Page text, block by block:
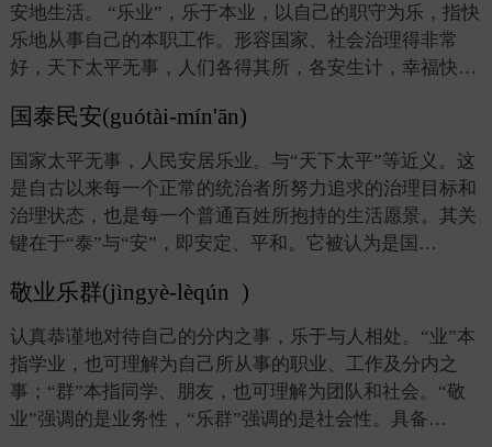
安地生活。 “乐业”，乐于本业，以自己的职守为乐，指快
乐地从事自己的本职工作。形容国家、社会治理得非常
好，天下太平无事，人们各得其所，各安生计，幸福快…
国泰民安(guótài-mín'ān)
国家太平无事，人民安居乐业。与“天下太平”等近义。这
是自古以来每一个正常的统治者所努力追求的治理目标和
治理状态，也是每一个普通百姓所抱持的生活愿景。其关
键在于“泰”与“安”，即安定、平和。它被认为是国…
敬业乐群(jìngyè-lèqún )
认真恭谨地对待自己的分内之事，乐于与人相处。“业”本
指学业，也可理解为自己所从事的职业、工作及分内之
事；“群”本指同学、朋友，也可理解为团队和社会。“敬
业”强调的是业务性，“乐群”强调的是社会性。具备…